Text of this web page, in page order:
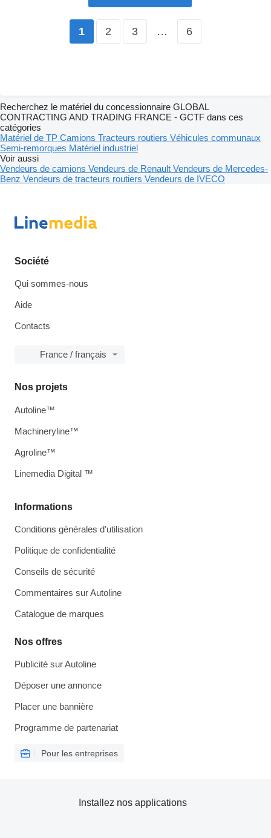
1 2 3 … 6
Recherchez le matériel du concessionnaire GLOBAL
CONTRACTING AND TRADING FRANCE - GCTF dans ces
catégories
Matériel de TP Camions Tracteurs routiers Véhicules communaux
Semi-remorques Matériel industriel
Voir aussi
Vendeurs de camions Vendeurs de Renault Vendeurs de Mercedes-
Benz Vendeurs de tracteurs routiers Vendeurs de IVECO
Société
Qui sommes-nous
Aide
Contacts
France / français
Informations
Conditions générales d'utilisation
Politique de confidentialité
Conseils de sécurité
Commentaires sur Autoline
Catalogue de marques
Nos offres
Publicité sur Autoline
Déposer une annonce
Placer une bannière
Programme de partenariat
Pour les entreprises
Nos projets
Autoline™
Machineryline™
Agroline™
Linemedia Digital ™
Installez nos applications